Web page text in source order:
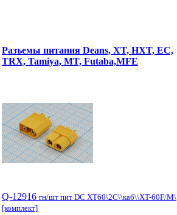
Разъемы питания Deans, XT, HXT, EC,
TRX, Tamiya, MT, Futaba,MFE
Q-12916 гн/шт пит DC XT60\2C\\каб\\XT-60F/M\
[комплект]